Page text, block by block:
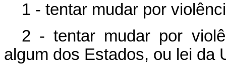
1 - tentar mudar por
2 - tentar mudar por
algum dos Estados, ou lei da